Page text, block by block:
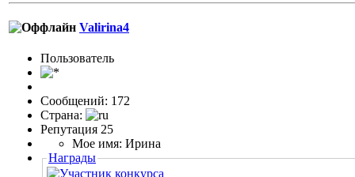
Valirina4
Пользовaтeль
Сообщений: 172
Страна:
Репутация 25
Мое имя: Ирина
Награды